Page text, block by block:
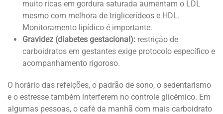
muito ricas em gordura saturada aumentam o LDL
mesmo com melhora de triglicerídeos e HDL.
Monitoramento lipídico é importante.
Gravidez (diabetes gestacional): restrição de
carboidratos em gestantes exige protocolo específico e
acompanhamento rigoroso.
O horário das refeições, o padrão de sono, o sedentarismo
e o estresse também interferem no controle glicêmico. Em
algumas pessoas, o café da manhã com mais carboidrato